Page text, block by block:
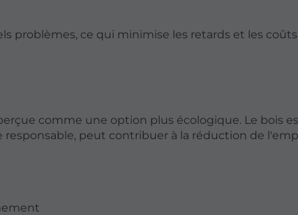
problèmes, ce qui minimise les retards et les coûts
comme une option plus écologique. Le bois
peut contribuer à la réduction de